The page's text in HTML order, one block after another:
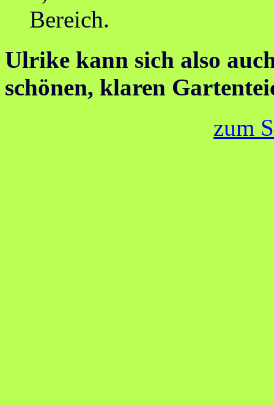
Bereich.
Ulrike kann sich also
schönen, klaren
zum